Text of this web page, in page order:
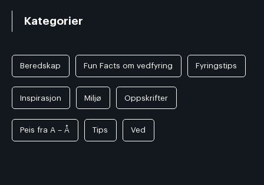
Kategorier
Beredskap Fun Facts om vedfyring Fyringstips
Inspirasjon Miljø Oppskrifter
Peis fra A – Å Tips Ved